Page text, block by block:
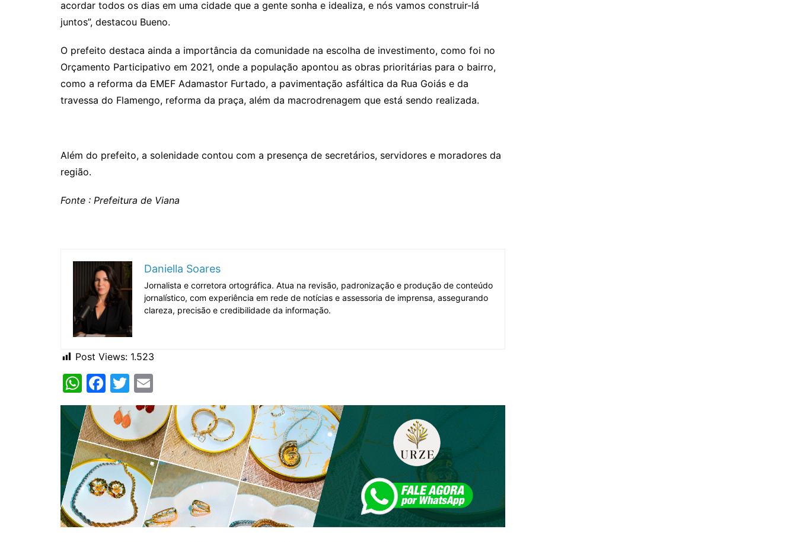
acordar todos os dias em uma cidade que a gente sonha e idealiza, e nós vamos construir-lá
juntos”, destacou Bueno.
O prefeito destaca ainda a importância da comunidade na escolha de investimento, como foi no
Orçamento Participativo em 2021, onde a população apontou as obras prioritárias para o bairro,
como a reforma da EMEF Adamastor Furtado, a pavimentação asfáltica da Rua Goiás e da
travessa do Flamengo, reforma da praça, além da macrodrenagem que está sendo realizada.
Além do prefeito, a solenidade contou com a presença de secretários, servidores e moradores da
região.
Fonte : Prefeitura de Viana
Daniella Soares
Jornalista e corretora ortográfica. Atua na revisão, padronização e produção de conteúdo
jornalístico, com experiência em rede de notícias e assessoria de imprensa, assegurando
clareza, precisão e credibilidade da informação.
Post Views: 1.523
W
h
at
s
A
p
p
F
a
c
e
b
o
o
k
T
w
itt
er
m
ai
l